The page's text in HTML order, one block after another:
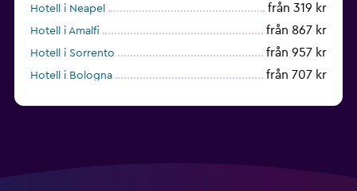
Hotell i Neapel från 319 kr
Hotell i Amalfi från 867 kr
Hotell i Sorrento från 957 kr
Hotell i Bologna från 707 kr